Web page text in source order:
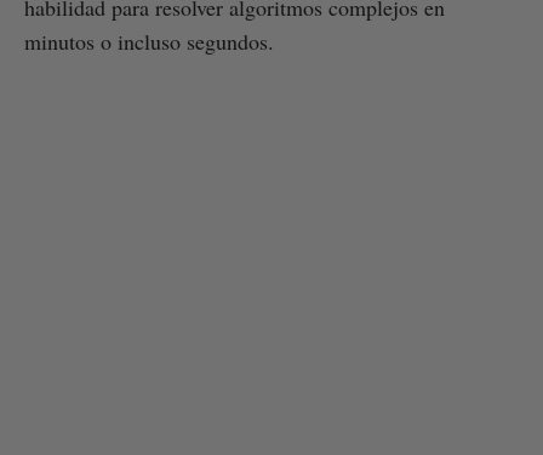
habilidad para resolver algoritmos complejos en
minutos o incluso segundos.